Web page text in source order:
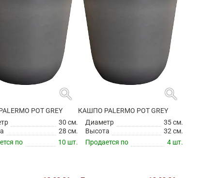
search
POT GREY
30 см.
28 см.
по
10 шт.
search
КАШПО PALERMO POT GREY
Диаметр
35 см.
Высота
32 см.
Продается по
4 шт.